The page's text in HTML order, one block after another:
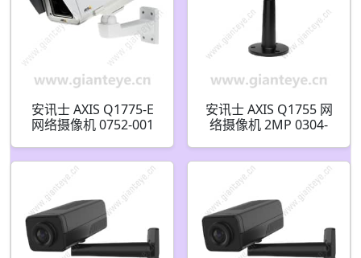
安讯士 AXIS Q1775-E
网络摄像机 0752-001
安讯士 AXIS Q1755 网
络摄像机 2MP 0304-